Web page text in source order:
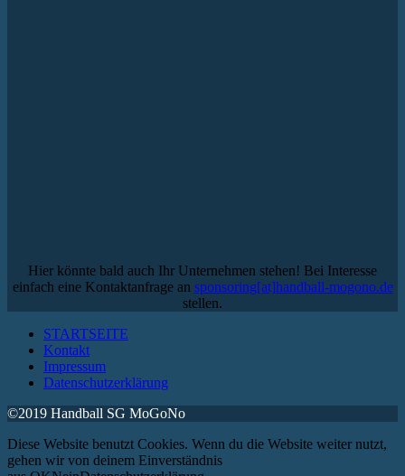
Hier könnte bald auch Ihr Unternehmen stehen! Bei Interesse
einfach eine Kontaktanfrage an sponsoring[at]handball-mogono.de
stellen.
STARTSEITE
Kontakt
Impressum
Datenschutzerklärung
©2019 Handball SG MoGoNo
Diese Website benutzt Cookies. Wenn du die Website weiter nutzt,
gehen wir von deinem Einverständnis